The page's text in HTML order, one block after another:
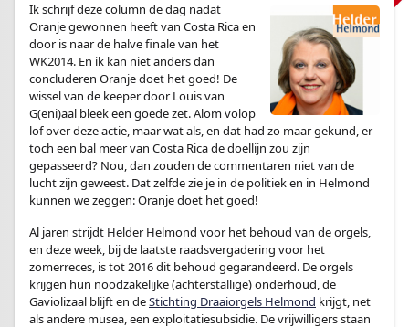
Ik schrijf deze column de dag nadat
Oranje gewonnen heeft van Costa Rica en
door is naar de halve finale van het
WK2014. En ik kan niet anders dan
concluderen Oranje doet het goed! De
wissel van de keeper door Louis van
G(eni)aal bleek een goede zet. Alom volop
lof over deze actie, maar wat als, en dat had zo maar gekund, er
toch een bal meer van Costa Rica de doellijn zou zijn
gepasseerd? Nou, dan zouden de commentaren niet van de
lucht zijn geweest. Dat zelfde zie je in de politiek en in Helmond
kunnen we zeggen: Oranje doet het goed!
Al jaren strijdt Helder Helmond voor het behoud van de orgels,
en deze week, bij de laatste raadsvergadering voor het
zomerreces, is tot 2016 dit behoud gegarandeerd. De orgels
krijgen hun noodzakelijke (achterstallige) onderhoud, de
Gaviolizaal blijft en deStichting Draaiorgels Helmond krijgt, net
als andere musea, een exploitatiesubsidie. De vrijwilligers staan